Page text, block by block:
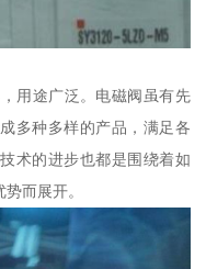
用途广泛。电磁阀虽有先
多种多样的产品，满足各
术的进步也都是围绕着如
而展开。